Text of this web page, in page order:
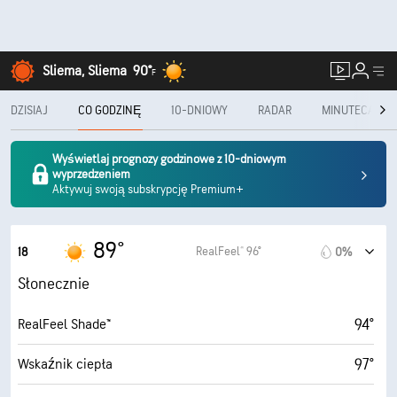
Sliema, Sliema 90°F
DZISIAJ CO GODZINĘ 10-DNIOWY RADAR MINUTECAST®
Wyświetlaj prognozy godzinowe z 10-dniowym
wyprzedzeniem
Aktywuj swoją subskrypcję Premium+
18 89° RealFeel® 96° 0%
Słonecznie
RealFeel Shade™ 94°
Wskaźnik ciepła 97°